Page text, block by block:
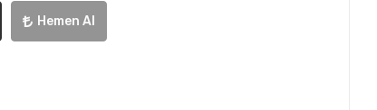
Hemen Al